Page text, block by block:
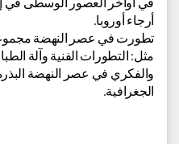
إكتشافات واختراعات عصر
مجالات المعرفة: تاريخ الدروز
للمزيد
تتحدث هذه الوحدة التعليمية عن
يعتبر "عصر النهضة" بمثابة
القرن الرابععشر الميلادي
في أواخر العصور الوسطى في